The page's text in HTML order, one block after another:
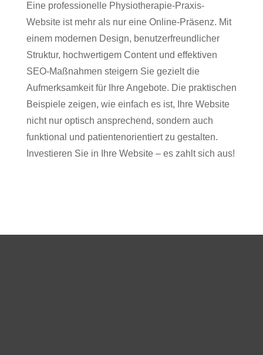
Eine professionelle Physiotherapie-Praxis-
Website ist mehr als nur eine Online-Präsenz. Mit
einem modernen Design, benutzerfreundlicher
Struktur, hochwertigem Content und effektiven
SEO-Maßnahmen steigern Sie gezielt die
Aufmerksamkeit für Ihre Angebote. Die praktischen
Beispiele zeigen, wie einfach es ist, Ihre Website
nicht nur optisch ansprechend, sondern auch
funktional und patientenorientiert zu gestalten.
Investieren Sie in Ihre Website – es zahlt sich aus!